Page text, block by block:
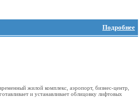
Подробнее
жилой комплекс, аэропорт, бизнес-центр,
и устанавливает облицовку лифтовых